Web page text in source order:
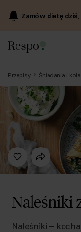
Zamów dietę
Przepisy Śniadania i
Naleśniki
Naleśniki –